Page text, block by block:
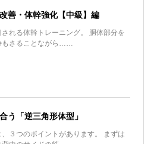
善・体幹強化【中級】編
れる体幹トレーニング。 胴体部分を
もさることながら……
う「逆三角形体型」
３つのポイントがあります。 まずは